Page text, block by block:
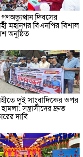
দিবসের
মহানগর বিএনপির বিশাল
অনুষ্ঠিত
দুই সাংবাদিকের ওপর
সন্ত্রাসীদের দ্রুত
দাবি